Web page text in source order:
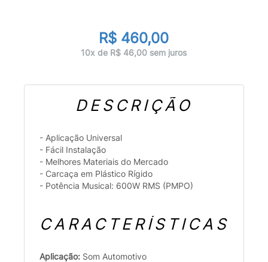
R$ 460,00
10x de R$ 46,00 sem juros
DESCRIÇÃO
- Aplicação Universal
- Fácil Instalação
- Melhores Materiais do Mercado
- Carcaça em Plástico Rígido
- Potência Musical: 600W RMS (PMPO)
CARACTERÍSTICAS
Aplicação: Som Automotivo